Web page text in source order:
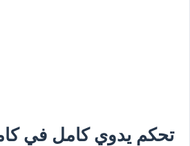
تحكم يدوي كامل في